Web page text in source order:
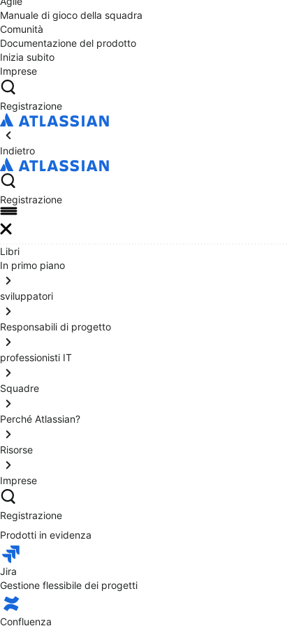
Manuale di gioco della squadra
Comunità
Documentazione del prodotto
Inizia subito
Imprese
Registrazione
Indietro
Registrazione
Libri
In primo piano
sviluppatori
Responsabili di progetto
professionisti IT
Squadre
Perché Atlassian?
Risorse
Imprese
Registrazione
Prodotti in evidenza
Jira
Gestione flessibile dei progetti
Confluenza